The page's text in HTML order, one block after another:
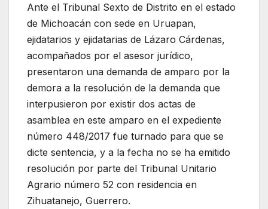
Ante el Tribunal Sexto de Distrito en el estado
de Michoacán con sede en Uruapan,
ejidatarios y ejidatarias de Lázaro Cárdenas,
acompañados por el asesor jurídico,
presentaron una demanda de amparo por la
demora a la resolución de la demanda que
interpusieron por existir dos actas de
asamblea en este amparo en el expediente
número 448/2017 fue turnado para que se
dicte sentencia, y a la fecha no se ha emitido
resolución por parte del Tribunal Unitario
Agrario número 52 con residencia en
Zihuatanejo, Guerrero.